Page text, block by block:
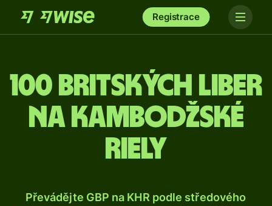
Registrace
100 britských liber
na kambodžské
riely
Převádějte GBP na KHR podle středového